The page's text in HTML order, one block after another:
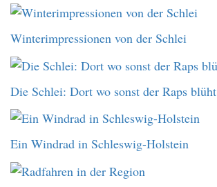
Winterimpressionen von der Schlei
Die Schlei: Dort wo sonst der Raps blüht
Ein Windrad in Schleswig-Holstein